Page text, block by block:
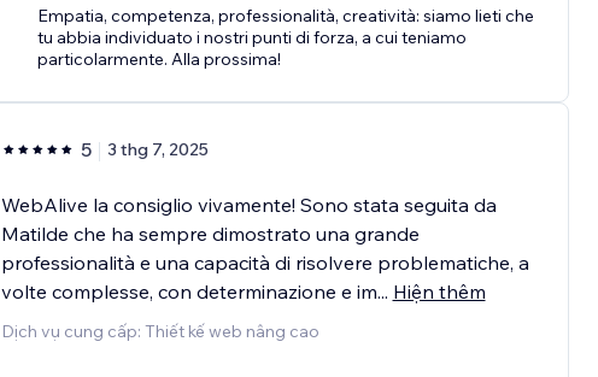
Empatia, competenza, professionalità, creatività: siamo lieti che
tu abbia individuato i nostri punti di forza, a cui teniamo
particolarmente. Alla prossima!
5 3 thg 7, 2025
WebAlive la consiglio vivamente! Sono stata seguita da
Matilde che ha sempre dimostrato una grande
professionalità e una capacità di risolvere problematiche, a
volte complesse, con determinazione e im... Hiện thêm
Dịch vụ cung cấp: Thiết kế web nâng cao